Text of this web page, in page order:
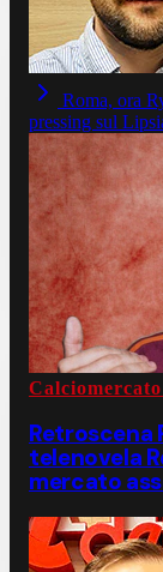
Roma, ora
pressing sul
Calciomercato
Retroscena
telenovela
mercato